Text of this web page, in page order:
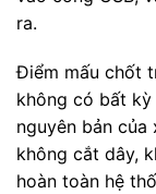
ra.
Điểm mấu chốt
không có bất
nguyên bản
không cắt dây,
hoàn toàn hệ